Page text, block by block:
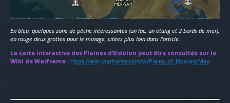
En bleu, quelques zone de pêche intéressantes (un lac, un étang et 2 bords de mer),
en rouge deux grottes pour le minage, citées plus loin dans l’article.
La carte interactive des Plaines d’Eidolon peut être consultée sur le
Wiki de Warframe : https://wiki.warframe.com/w/Plains_of_Eidolon/Map